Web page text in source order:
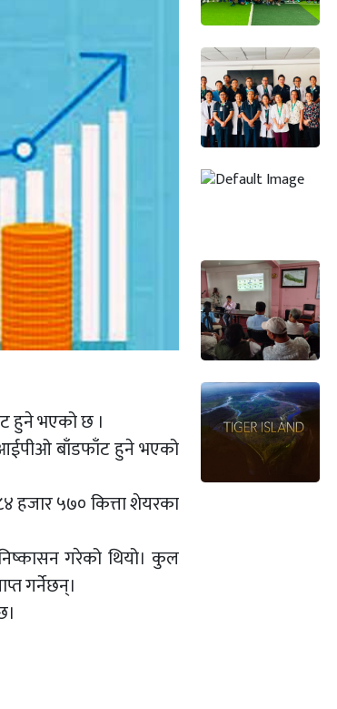
हुने भएको छ ।
आईपीओ बाँडफाँट हुने भएको
५७० कित्ता शेयरका
गरेको थियो। कुल
गर्नेछन्।